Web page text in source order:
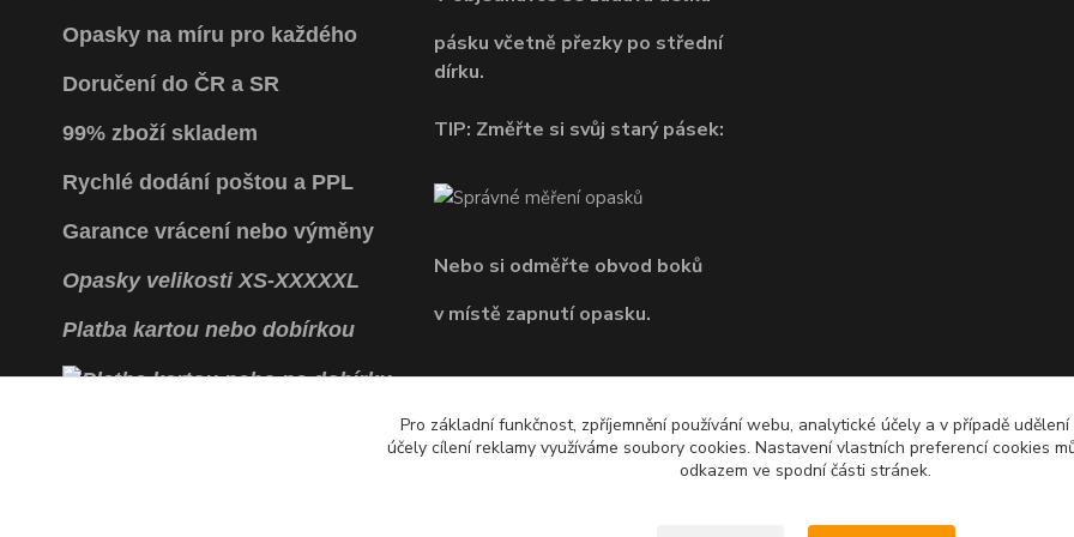
Opasky na míru pro každého
Doručení do ČR a SR
99% zboží skladem
Rychlé dodání poštou a PPL
Garance vrácenínebo výměny
Opaskyvelikosti XS-XXXXXL
Platba kartou nebo dobírkou
pásku včetně přezky po střední
dírku.
TIP: Změřte si svůj starý pásek:
Nebo si odměřte obvod boků
v místě zapnutí opasku.
Pro základní funkčnost, zpříjemnění používání webu, analytické účely a v případě
účely cílení reklamy využíváme soubory cookies. Nastavení vlastních preferencí cookies
odkazem ve spodní části stránek.